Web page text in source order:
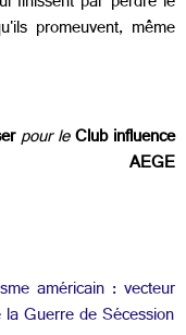
promeuvent, même
pour leClub influence
AEGE
américain : vecteur
la Guerre de Sécession